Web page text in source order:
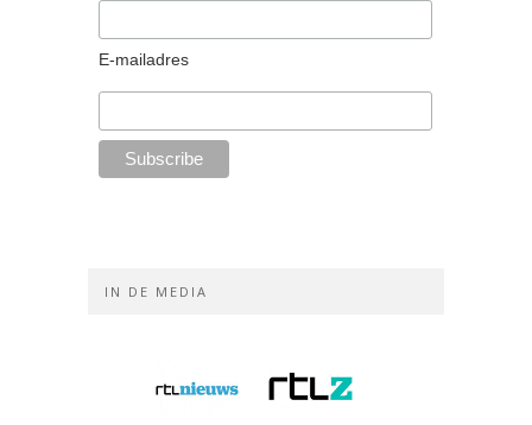
E-mailadres
IN DE MEDIA